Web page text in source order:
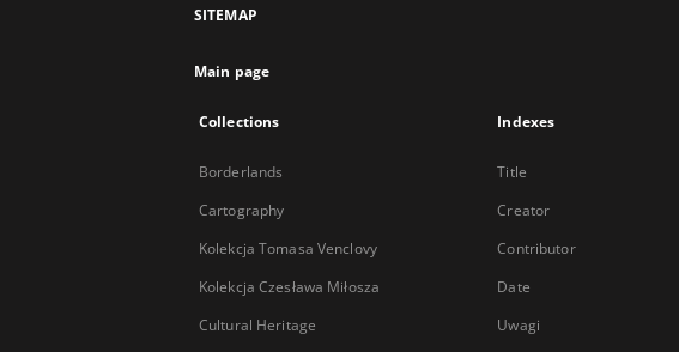
SITEMAP
Main page
Collections
Borderlands
Cartography
Kolekcja Tomasa Venclovy
Kolekcja Czesława Miłosza
Cultural Heritage
Indexes
Title
Creator
Contributor
Date
Uwagi